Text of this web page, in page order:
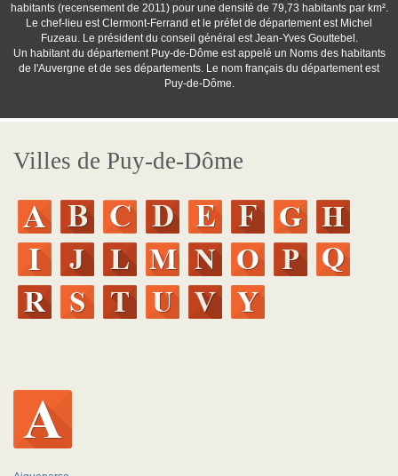
habitants (recensement de 2011) pour une densité de 79,73 habitants par km².
Le chef-lieu est Clermont-Ferrand et le préfet de département est Michel
Fuzeau. Le président du conseil général est Jean-Yves Gouttebel.
Un habitant du département Puy-de-Dôme est appelé un Noms des habitants
de l'Auvergne et de ses départements. Le nom français du département est
Puy-de-Dôme.
Villes de Puy-de-Dôme